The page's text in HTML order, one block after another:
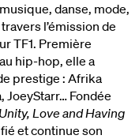
danse, mode,
l’émission de
TF1. Première
hip-hop, elle a
prestige : Afrika
JoeyStarr… Fondée
Love and Having
et continue son